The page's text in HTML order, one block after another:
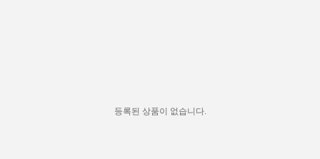
등록된 상품이 없습니다.